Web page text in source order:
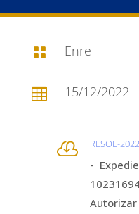
 Enre
 15/12/2022
 RESOL-
-